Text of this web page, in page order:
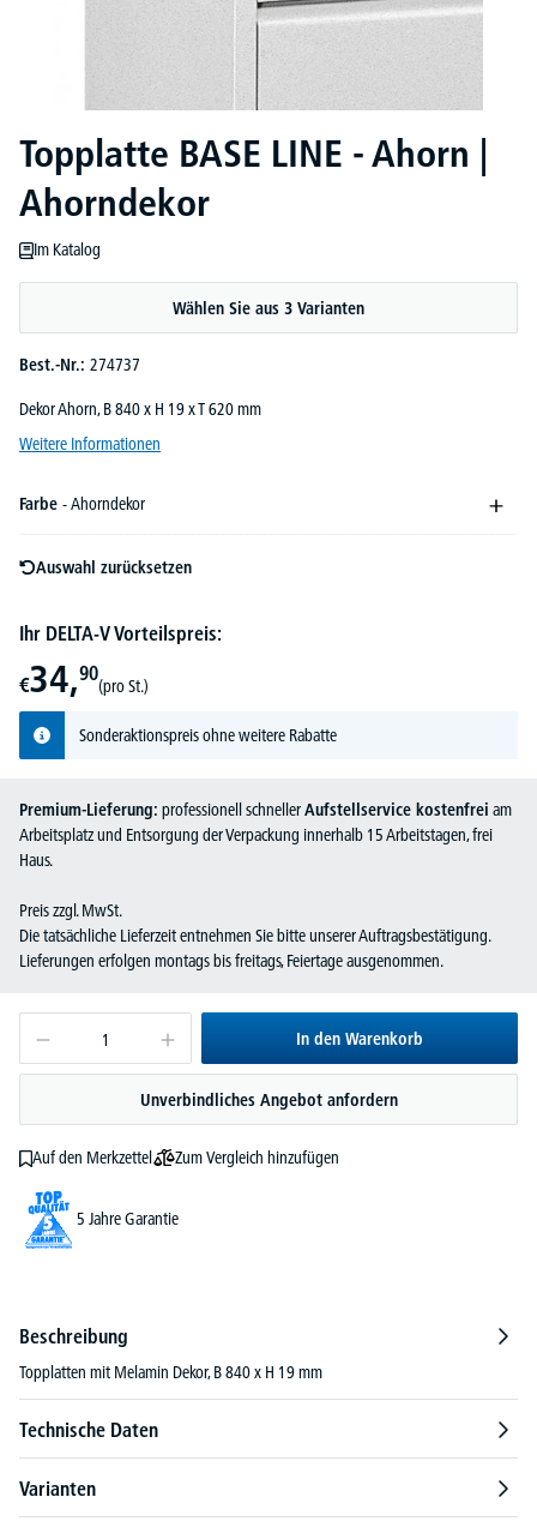
Topplatte BASE LINE - Ahorn |
Ahorndekor
Im Katalog
Wählen Sie aus 3 Varianten
Best.-Nr.: 274737
Dekor Ahorn, B 840 x H 19 x T 620 mm
Weitere Informationen
Farbe - Ahorndekor
Auswahl zurücksetzen
Ihr DELTA-V Vorteilspreis:
€34,90
(pro St.)
Sonderaktionspreis ohne weitere Rabatte
Premium-Lieferung: professionell schnellerAufstellservice kostenfrei am
Arbeitsplatz und Entsorgung der Verpackung innerhalb 15 Arbeitstagen, frei
Haus.
Preis zzgl. MwSt.
Die tatsächliche Lieferzeit entnehmen Sie bitte unserer Auftragsbestätigung.
Lieferungen erfolgen montags bis freitags, Feiertage ausgenommen.
In den Warenkorb
Unverbindliches Angebot anfordern
Auf den Merkzettel Zum Vergleich hinzufügen
5 Jahre Garantie
Beschreibung
Topplatten mit Melamin Dekor, B 840 x H 19 mm
Technische Daten
Varianten